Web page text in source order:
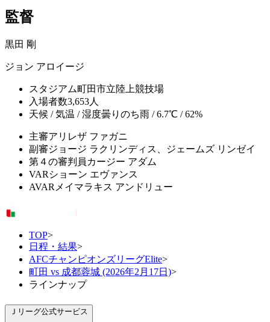
監督
黒田 剛
ジョン アロイージ
スタジアム町田市立陸上競技場
入場者数3,653人
天候 / 気温 / 湿度曇りのち雨 / 6.7℃ / 62%
主審アリレザ ファガニ
副審ジョージ ラクリンディス、ジェームズ リンゼイ
第４の審判員 カージー アダム
VAR ショーン エヴァンス
AVAR メイマラキス アンドリュー
TOP>
日程・結果>
AFCチャンピオンズリーグElite>
町田 vs 成都蓉城 (2026年2月17日)>
ラインナップ
Ｊリーグ公式サービス